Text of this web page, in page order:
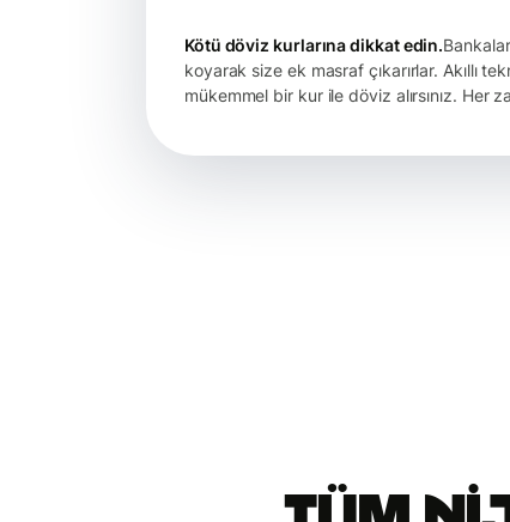
Kötü döviz kurlarına dikkat edin.
koyarak size ek masraf çıkarırlar. Akıllı
mükemmel bir kur ile döviz alırsınız. Her